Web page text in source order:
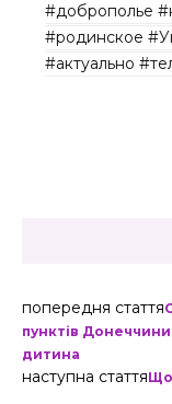
#доброполье
#родинское
#актуально
попередня стаття
пунктів
дитина
наступна статтяЩо